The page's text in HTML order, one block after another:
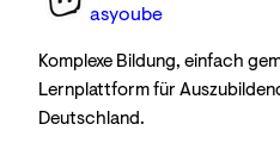
asyoube
Komplexe Bildung, einfach
Lernplattform für
Deutschland.